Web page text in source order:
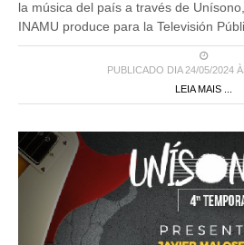
la música del país a través de
INAMU produce para la Televisión
PUBLICADO DIA 24/05/2024
LEIA MAIS ...